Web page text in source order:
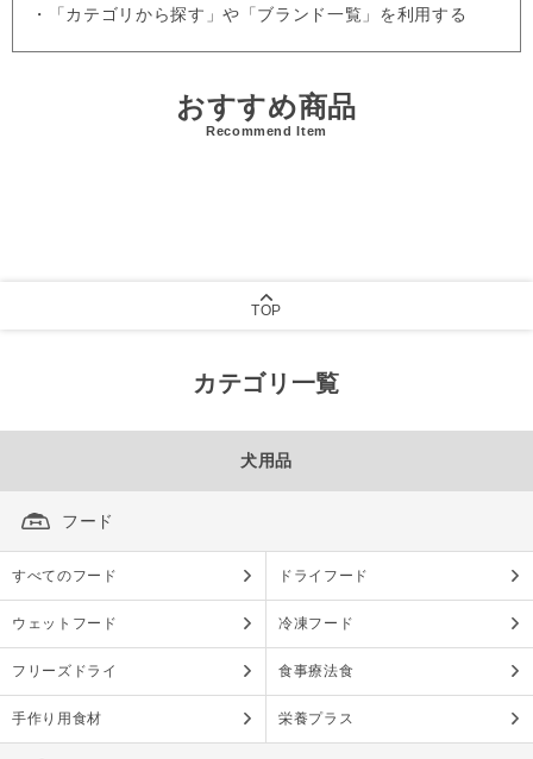
・「カテゴリから探す」や「ブランド一覧」を利用する
おすすめ商品
Recommend Item
TOP
カテゴリ一覧
犬用品
フード
すべてのフード ドライフード
ウェットフード 冷凍フード
フリーズドライ 食事療法食
手作り用食材 栄養プラス